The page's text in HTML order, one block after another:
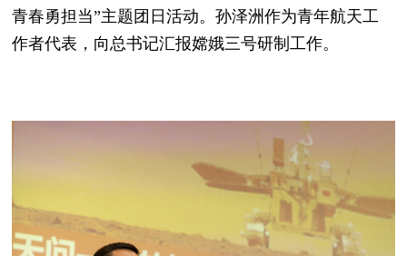
青春勇担当”主题团日活动。孙泽洲作为青年航天工
作者代表，向总书记汇报嫦娥三号研制工作。